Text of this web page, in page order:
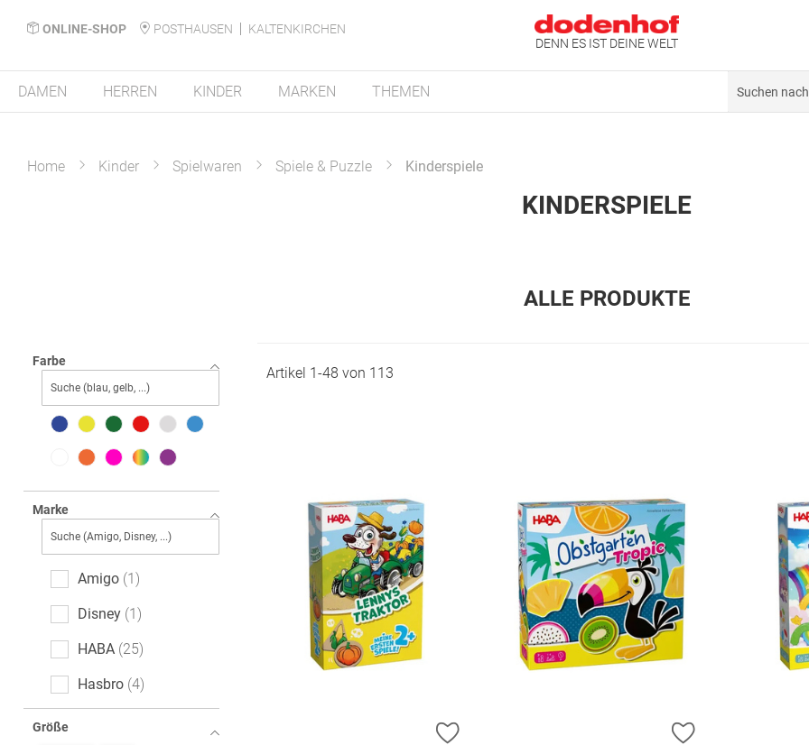
ONLINE-SHOP POSTHAUSEN
KALTENKIRCHEN
DENN ES IST DEINE WELT
DAMEN HERREN KINDER MARKEN THEMEN
Home Kinder Spielwaren Spiele & Puzzle Kinderspiele
KINDERSPIELE
ALLE PRODUKTE
Farbe
Marke
Amigo 1
Disney 1
HABA 25
Hasbro 4
Größe
Artikel 1-48 von 113
ZUR WUNSCHLISTE HINZUFÜGEN ZUR